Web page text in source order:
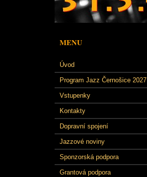
MENU
Úvod
Program Jazz Černošice 2027
Vstupenky
Kontakty
Dopravní spojení
Jazzové noviny
Sponzorská podpora
Grantová podpora